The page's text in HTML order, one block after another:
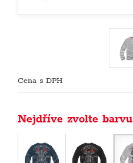
Cena s DPH
Nejdříve zvolte barvu